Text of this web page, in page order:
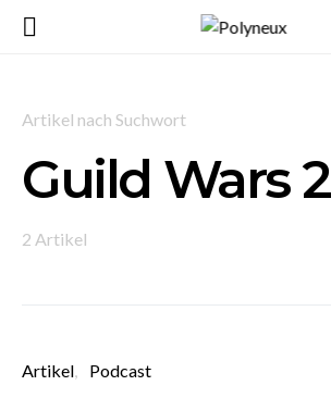
Artikel nach Suchwort
Guild Wars 2
2 Artikel
Artikel Podcast